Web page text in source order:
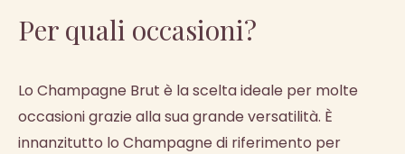
Per quali occasioni?
Lo Champagne Brut è la scelta ideale per molte
occasioni grazie alla sua grande versatilità. È
innanzitutto lo Champagne di riferimento per